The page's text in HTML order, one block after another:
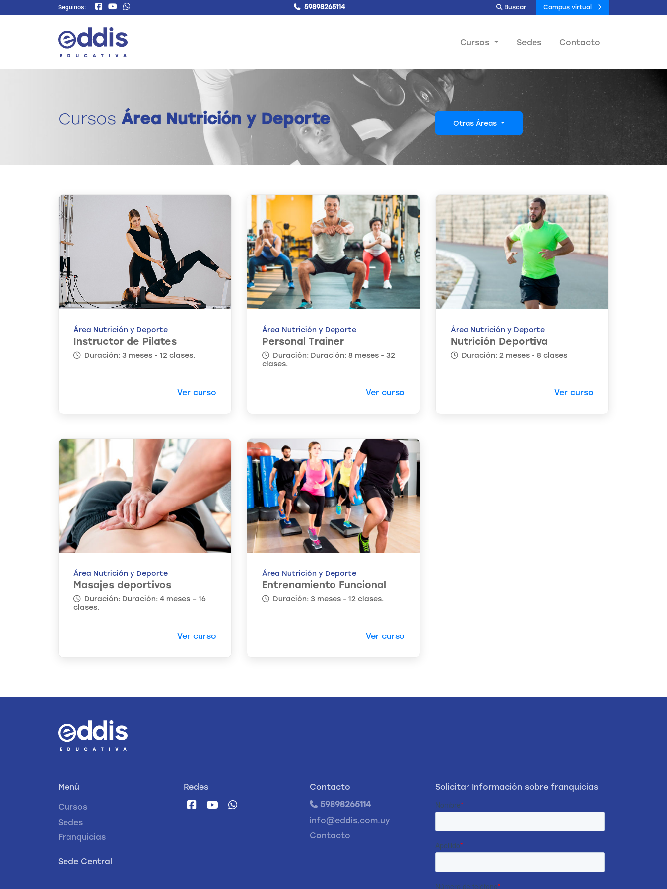
Seguinos: 59898265114 Buscar Campus virtual
Cursos Sedes Contacto
Cursos Área Nutrición y Deporte Otras Áreas
Área Nutrición y Deporte
Instructor de Pilates
Duración: 3 meses - 12 clases.
Ver curso
Área Nutrición y Deporte
Personal Trainer
Duración: Duración: 8 meses - 32
clases.
Ver curso
Área Nutrición y Deporte
Nutrición Deportiva
Duración: 2 meses - 8 clases
Ver curso
Área Nutrición y Deporte
Masajes deportivos
Duración: Duración: 4 meses – 16
clases.
Ver curso
Área Nutrición y Deporte
Entrenamiento Funcional
Duración: 3 meses - 12 clases.
Ver curso
Menú
Cursos
Sedes
Franquicias
Redes
Contacto
59898265114
info@eddis.com.uy
Contacto
Sede Central
Solicitar Información sobre franquicias